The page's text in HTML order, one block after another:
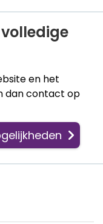
en het
dan contact op